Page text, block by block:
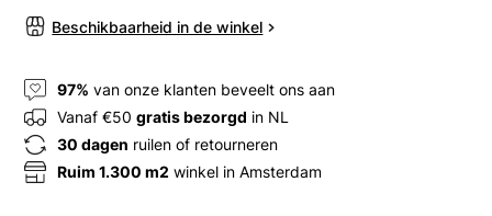
Beschikbaarheid in de winkel
97% van onze klanten beveelt ons aan
Vanaf €50gratis bezorgd in NL
30 dagen ruilen of retourneren
Ruim 1.300 m2 winkel in Amsterdam